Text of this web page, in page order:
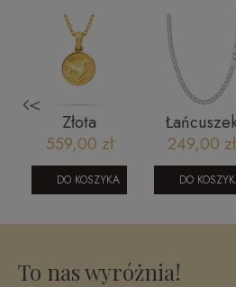
<
Złota
zawieszka
znak zodiaku
Koziorożec
559,00 zł
DO KOSZYKA
srebrny
pancerka -
cm
SW-T-
TEC-
249,00 zł
DO
To nas wyróżnia!